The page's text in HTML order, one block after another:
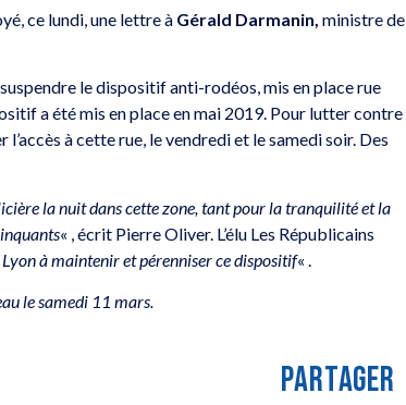
ce lundi, une lettre à Gérald Darmanin,ministre de
le dispositif anti-rodéos, mis en place rue
a été mis en place en mai 2019. Pour lutter contre
à cette rue, le vendredi et le samedi soir. Des
la nuit dans cette zone, tant pour la tranquilité et la
« , écrit Pierre Oliver. L’élu Les Républicains
à maintenir et pérenniser ce dispositif« .
le samedi 11 mars.
PARTAGER